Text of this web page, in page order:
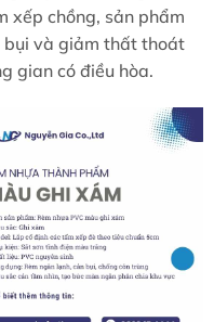
xếp chồng, sản phẩm
bụi và giảm thất thoát
gian có điều hòa.